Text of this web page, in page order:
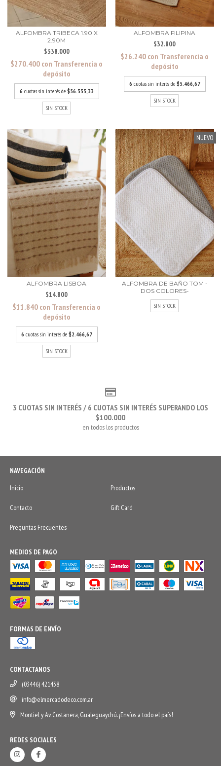
ALFOMBRA TRIBECA 1.90 X
2.90M
$338.000
$270.400 con Transferencia o
depósito
6 cuotas sin interés de $56.333,33
SIN STOCK
ALFOMBRA FILIPINA
$32.800
$26.240 con Transferencia o
depósito
6 cuotas sin interés de $5.466,67
SIN STOCK
ALFOMBRA LISBOA
$14.800
$11.840 con Transferencia o
depósito
6 cuotas sin interés de $2.466,67
SIN STOCK
NUEVO
ALFOMBRA DE BAÑO TOM -
DOS COLORES-
SIN STOCK
3 CUOTAS SIN INTERÉS / 6 CUOTAS SIN INTERÉS SUPERANDO LOS
$100.000
en todos los productos
NAVEGACIÓN
Inicio
Productos
Contacto Gift Card
Preguntas Frecuentes
MEDIOS DE PAGO
FORMAS DE ENVÍO
CONTACTANOS
(03446) 421438
info@elmercadodeco.com.ar
Montiel y Av. Costanera, Gualeguaychú. ¡Envíos a todo el país!
REDES SOCIALES